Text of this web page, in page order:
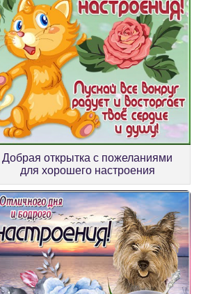
Добрая открытка с пожеланиями
для хорошего настроения